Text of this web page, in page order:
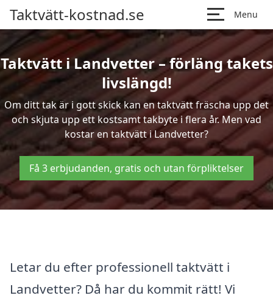
Taktvätt-kostnad.se Menu
Taktvätt i Landvetter – förläng takets
livslängd!
Om ditt tak är i gott skick kan en taktvätt fräscha upp det
och skjuta upp ett kostsamt takbyte i flera år. Men vad
kostar en taktvätt i Landvetter?
Få 3 erbjudanden, gratis och utan förpliktelser
Letar du efter professionell taktvätt i
Landvetter? Då har du kommit rätt! Vi